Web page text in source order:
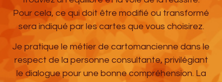
Pour cela, ce qui doit être modifié ou transformé
sera indiqué par les cartes que vous choisirez.
Je pratique le métier de cartomancienne dans le
respect de la personne consultante, privilégiant
le dialogue pour une bonne compréhension. La